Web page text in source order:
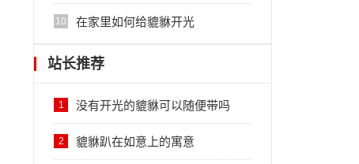
10 在家里如何给貔貅开光
站长推荐
1 没有开光的貔貅可以随便带吗
2 貔貅趴在如意上的寓意